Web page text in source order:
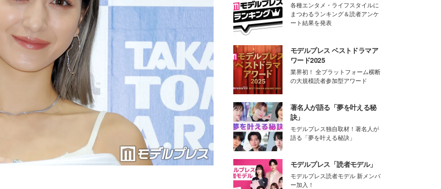
各種エンタメ・ライフスタイルに
まつわるランキング＆読者アンケ
ート結果を発表
モデルプレス ベストドラマア
ワード2025
業界初！ 全プラットフォーム横断
の大規模読者参加型アワード
著名人が語る「夢を叶える秘
訣」
モデルプレス独自取材！著名人が
語る「夢を叶える秘訣」
モデルプレス「読者モデル」
モデルプレス読者モデル 新メンバ
ー加入！